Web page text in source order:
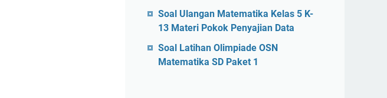
Soal Ulangan Matematika Kelas 5 K-
13 Materi Pokok Penyajian Data
Soal Latihan Olimpiade OSN
Matematika SD Paket 1